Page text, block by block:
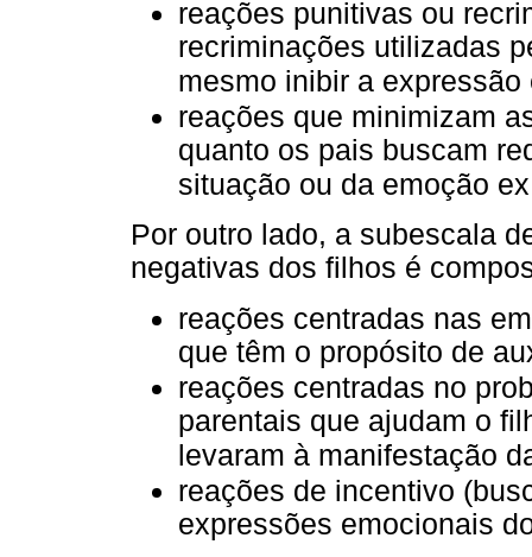
reações punitivas ou
recriminações utilizadas
mesmo inibir a
reações que minimizam
quanto os pais buscam
situação ou da emoção
Por outro lado, a subescala
negativas dos filhos é
reações centradas nas
que têm o propósito de
reações centradas no
parentais que ajudam o
levaram à manifestação
reações de incentivo
expressões emocionais